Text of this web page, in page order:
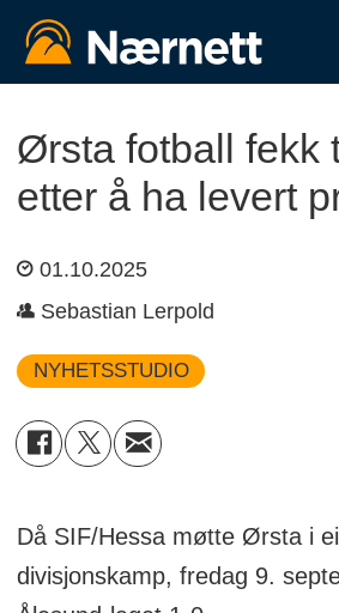
Ørsta fotball fekk
etter å ha levert
01.10.2025
Sebastian Lerpold
NYHETSSTUDIO
Då SIF/Hessa møtte Ørsta i
divisjonskamp, fredag 9.